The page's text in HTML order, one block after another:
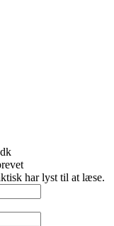
har lyst til at læse.